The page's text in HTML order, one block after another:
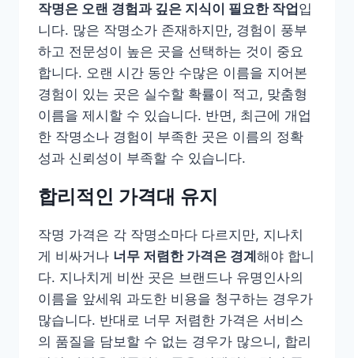
작명은 오랜 경험과 깊은 지식이 필요한 작업 입
니다. 많은 작명소가 존재하지만, 경험이 풍부
하고 전문성이 높은 곳을 선택하는 것이 중요
합니다. 오랜 시간 동안 수많은 이름을 지어본
경험이 있는 곳은 실수할 확률이 적고, 맞춤형
이름을 제시할 수 있습니다. 반면, 최근에 개업
한 작명소나 경험이 부족한 곳은 이름의 정확
성과 신뢰성이 부족할 수 있습니다.
합리적인 가격대 유지
작명 가격은 각 작명소마다 다르지만, 지나치
게 비싸거나 너무 저렴한 가격은 경계 해야 합니
다. 지나치게 비싼 곳은 브랜드나 유명인사의
이름을 앞세워 과도한 비용을 청구하는 경우가
많습니다. 반대로 너무 저렴한 가격은 서비스
의 품질을 담보할 수 없는 경우가 많으니, 합리